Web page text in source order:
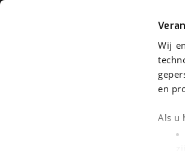
Wij en
en
Als u
Auto
We hebben 8